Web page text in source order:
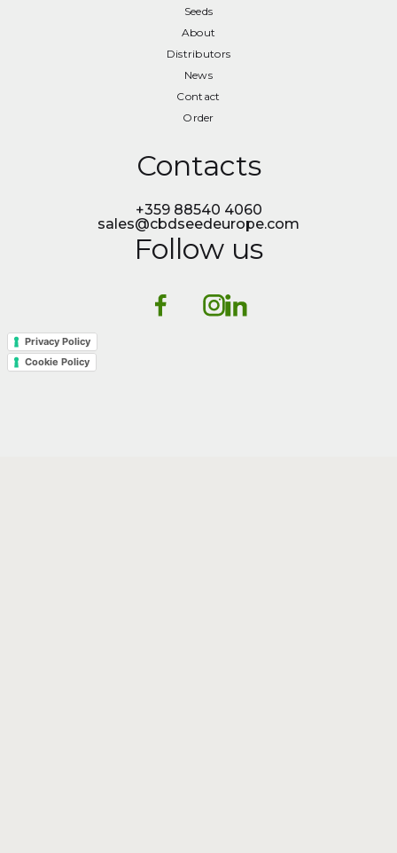
Seeds
Seeds
About
About
Distributors
Distributors
News
News
Contact
Contact
Order
Contacts
+359 88540 4060
sales@cbdseedeurope.com
Follow us
Privacy Policy
Cookie Policy